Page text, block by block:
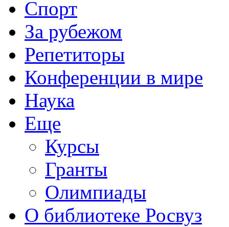
Спорт
За рубежом
Репетиторы
Конференции в мире
Наука
Еще
Курсы
Гранты
Олимпиады
О библиотеке Росвуз